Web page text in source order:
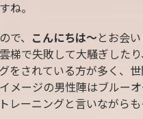
ね。
で、 こんにちは〜とお会
梯で失敗して大騒ぎした
をされている方が多く、
メージの男性陣はブルー
レーニングと言いながら